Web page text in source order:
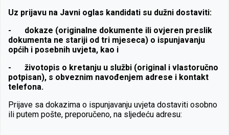
Uz prijavu na Javni oglas kandidati su dužni dostaviti:
-
dokaze (originalne dokumente ili ovjeren preslik
dokumenta ne stariji od tri mjeseca) o ispunjavanju
općih i posebnih uvjeta, kao i
-
životopis o kretanju u službi (original i vlastoručno
potpisan), s obveznim navođenjem adrese i kontakt
telefona.
Prijave sa dokazima o ispunjavanju uvjeta dostaviti osobno
ili putem pošte, preporučeno, na sljedeću adresu: